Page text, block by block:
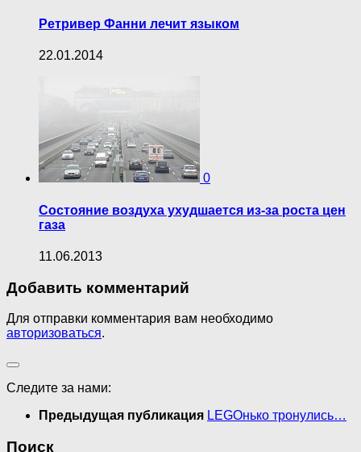
Ретривер Фанни лечит языком
22.01.2014
0
Состояние воздуха ухудшается из-за роста цен
газа
11.06.2013
Добавить комментарий
Для отправки комментария вам необходимо
авторизоваться.
Следите за нами:
Предыдущая публикация LEGOнько тронулись…
Поиск